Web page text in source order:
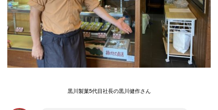
黒川製菓5代目社長の黒川健作さん